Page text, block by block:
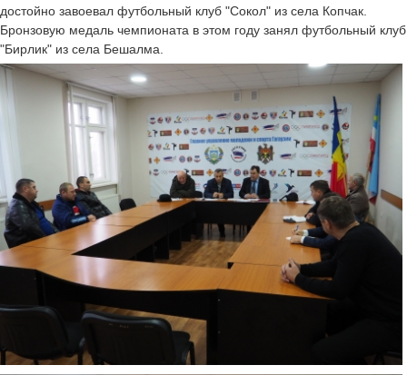
достойно завоевал футбольный клуб "Сокол" из села Копчак.
Бронзовую медаль чемпионата в этом году занял футбольный клуб
"Бирлик" из села Бешалма.